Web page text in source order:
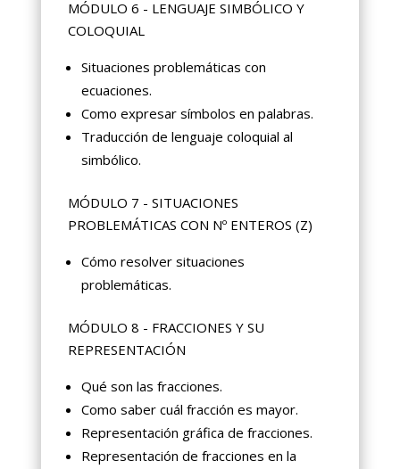
MÓDULO 6 - LENGUAJE SIMBÓLICO Y
COLOQUIAL
Situaciones problemáticas con
ecuaciones.
Como expresar símbolos en palabras.
Traducción de lenguaje coloquial al
simbólico.
MÓDULO 7 - SITUACIONES
PROBLEMÁTICAS CON Nº ENTEROS (Z)
Cómo resolver situaciones
problemáticas.
MÓDULO 8 - FRACCIONES Y SU
REPRESENTACIÓN
Qué son las fracciones.
Como saber cuál fracción es mayor.
Representación gráfica de fracciones.
Representación de fracciones en la